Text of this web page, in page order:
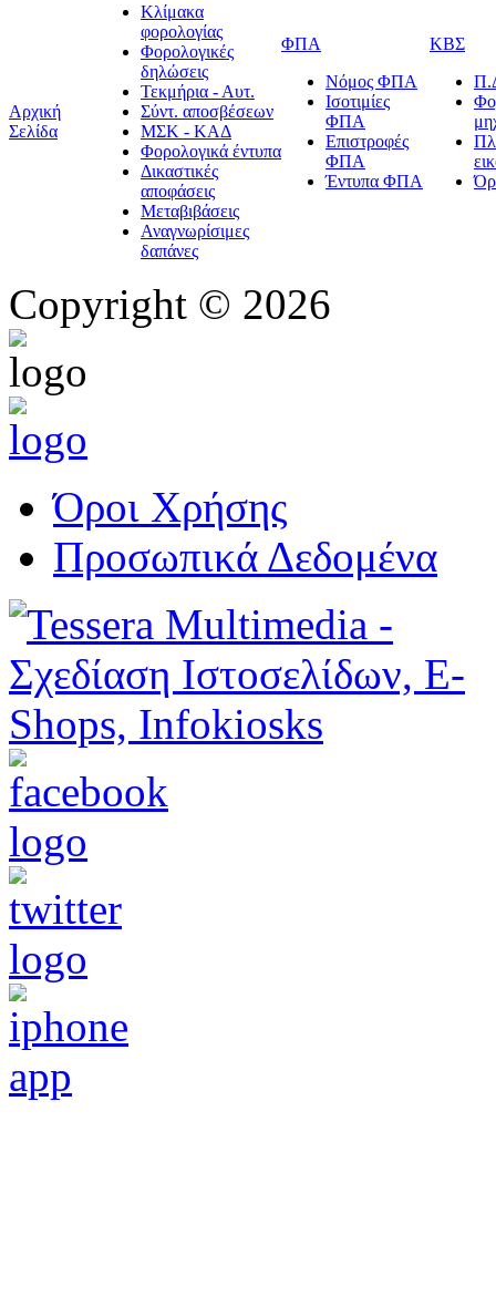
Αρχική
Σελίδα
Κλίμακα
φορολογίας
Φορολογικές
δηλώσεις
Τεκμήρια - Αυτ.
Σύντ. αποσβέσεων
ΜΣΚ - ΚΑΔ
Φορολογικά έντυπα
Δικαστικές
αποφάσεις
Μεταβιβάσεις
Αναγνωρίσιμες
δαπάνες
ΦΠΑ
Νόμος ΦΠΑ
Ισοτιμίες
ΦΠΑ
Επιστροφές
ΦΠΑ
Έντυπα ΦΠΑ
ΚΒΣ
Copyright © 2026
Όροι Χρήσης
Προσωπικά Δεδομένα